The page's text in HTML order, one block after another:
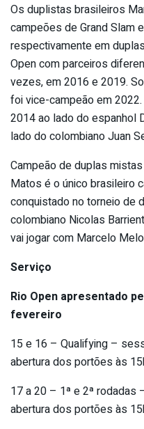
Os duplistas brasileiros
campeões de Grand Slam
respectivamente em
Open com parceiros
vezes, em 2016 e 2019.
foi vice-campeão em
2014 ao lado do espanhol
lado do colombiano Juan
Campeão de duplas
Matos é o único brasileiro
conquistado no torneio de
colombiano Nicolas
vai jogar com Marcelo
Serviço
Rio Open apresentado
fevereiro
15 e 16 – Qualifying –
abertura dos portões às
17 a 20 – 1ª e 2ª
abertura dos portões às